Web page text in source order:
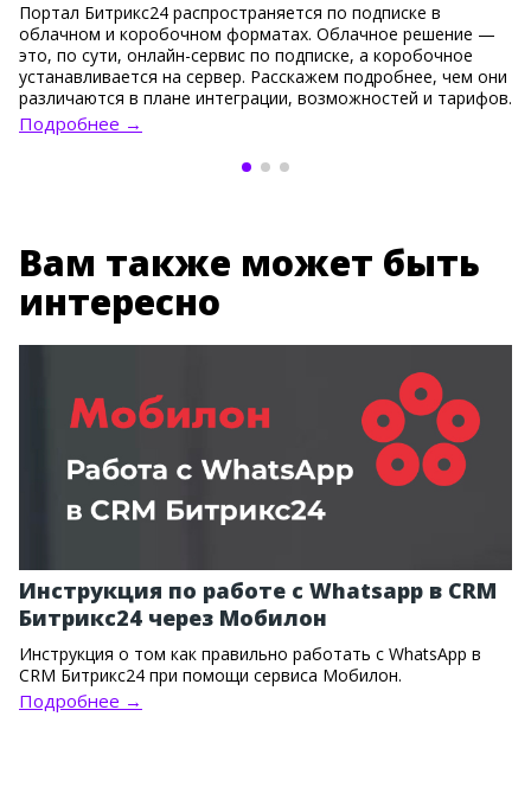
Портал Битрикс24 распространяется по подписке в
облачном и коробочном форматах. Облачное решение —
это, по сути, онлайн-сервис по подписке, а коробочное
устанавливается на сервер. Расскажем подробнее, чем они
различаются в плане интеграции, возможностей и тарифов.
Подробнее →
Вам также может быть
интересно
Инструкция по работе с Whatsapp в CRM
Битрикс24 через Мобилон
Инструкция о том как правильно работать с WhatsApp в
CRM Битрикс24 при помощи сервиса Мобилон.
Подробнее →